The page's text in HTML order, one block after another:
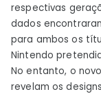
respectivas
dados
para ambos os
Nintendo
No entanto, o
revelam os